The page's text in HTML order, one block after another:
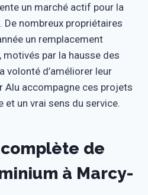
un marché actif pour la
De nombreux propriétaires
un remplacement
motivés par la hausse des
volonté d’améliorer leur
Alu accompagne ces projets
un vrai sens du service.
de
à Marcy-